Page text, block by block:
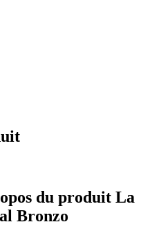
du produit La
Bronzo